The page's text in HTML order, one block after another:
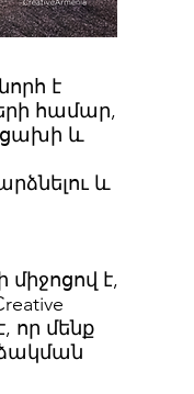
է
համար,
և
և
է,
որ մենք